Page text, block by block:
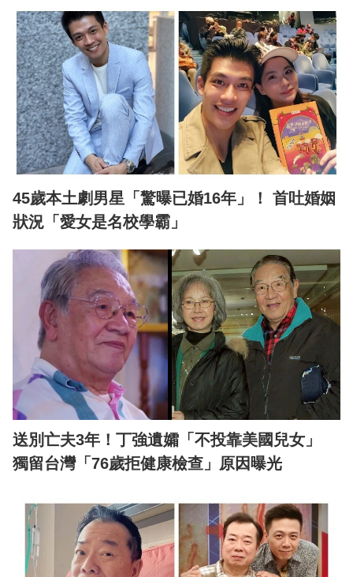
45歲本土劇男星「驚曝已婚16年」！ 首吐婚姻
狀況「愛女是名校學霸」
送別亡夫3年！丁強遺孀「不投靠美國兒女」
獨留台灣「76歲拒健康檢查」原因曝光